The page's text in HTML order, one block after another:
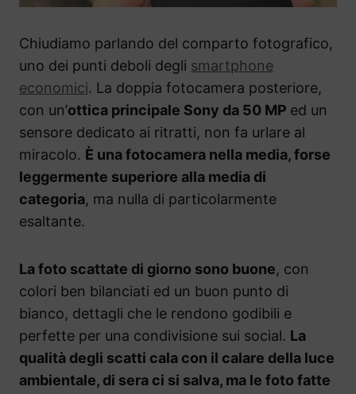
Chiudiamo parlando del comparto fotografico,
uno dei punti deboli degli smartphone
economici. La doppia fotocamera posteriore,
con un’ottica principale Sony da 50 MP ed un
sensore dedicato ai ritratti, non fa urlare al
miracolo. È una fotocamera nella media, forse
leggermente superiore alla media di
categoria, ma nulla di particolarmente
esaltante.
La foto scattate di giorno sono buone, con
colori ben bilanciati ed un buon punto di
bianco, dettagli che le rendono godibili e
perfette per una condivisione sui social. La
qualità degli scatti cala con il calare della luce
ambientale, di sera ci si salva, ma le foto fatte